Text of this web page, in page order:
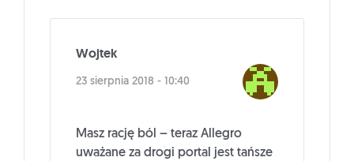
Wojtek
23 sierpnia 2018 - 10:40
Masz rację ból – teraz Allegro
uważane za drogi portal jest tańsze